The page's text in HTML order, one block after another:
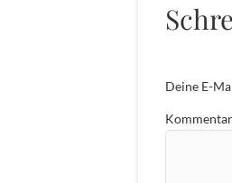
Deine E-
Kommentar